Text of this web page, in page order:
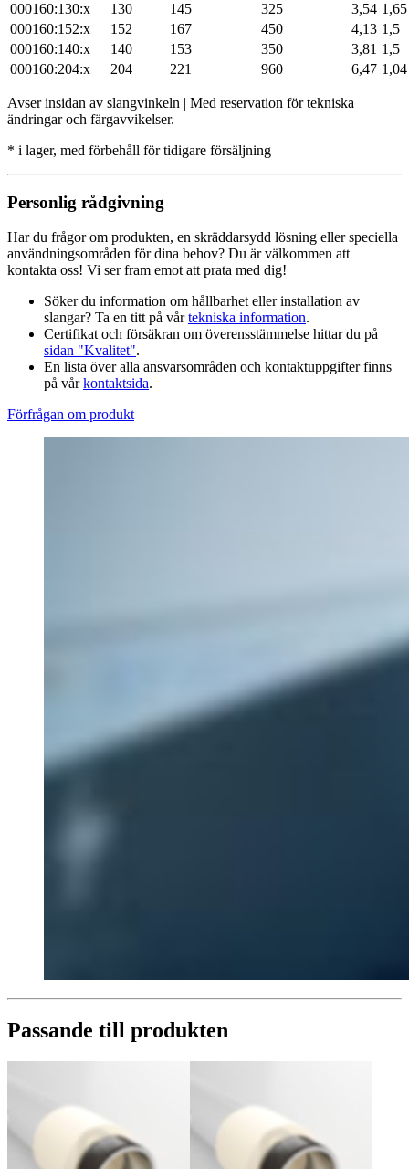
000160:130:x
130 145 325 3,54 1,65
000160:152:x
152 167 450 4,13 1,5
000160:140:x
140 153 350 3,81 1,5
000160:204:x
204 221 960 6,47 1,04
Avser insidan av slangvinkeln | Med reservation för tekniska
ändringar och färgavvikelser.
* i lager, med förbehåll för tidigare försäljning
Personlig rådgivning
Har du frågor om produkten, en skräddarsydd lösning eller speciella
användningsområden för dina behov? Du är välkommen att
kontakta oss! Vi ser fram emot att prata med dig!
Söker du information om hållbarhet eller installation av
slangar? Ta en titt på vårtekniska information.
Certifikat och försäkran om överensstämmelse hittar du på
sidan "Kvalitet".
En lista över alla ansvarsområden och kontaktuppgifter finns
på vårkontaktsida.
Förfrågan om produkt
Passande till produkten